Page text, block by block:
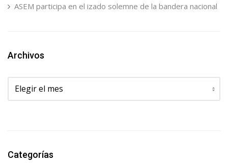
ASEM participa en el izado solemne de la bandera nacional
Archivos
Archivos
Categorías